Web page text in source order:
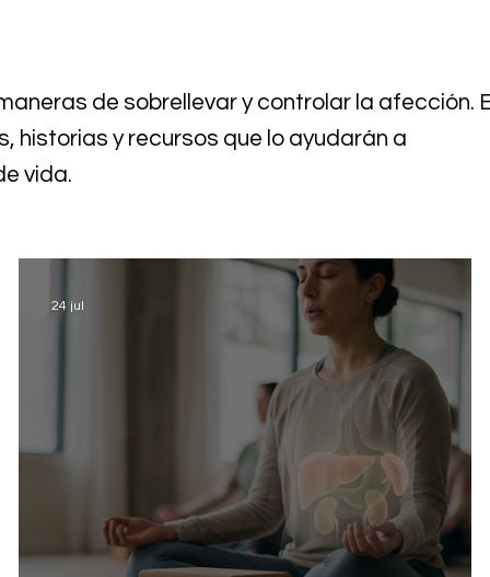
de sobrellevar y controlar la afección.
y recursos que lo ayudarán a
vida.
24 jul